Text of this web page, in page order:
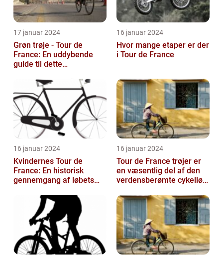
17 januar 2024
Grøn trøje - Tour de
France: En uddybende
guide til dette
pointkonkurrence
16 januar 2024
Hvor mange etaper er der
i Tour de France
16 januar 2024
Kvindernes Tour de
France: En historisk
gennemgang af løbets
16 januar 2024
Tour de France trøjer er
en væsentlig del af den
verdensberømte cykelløb,